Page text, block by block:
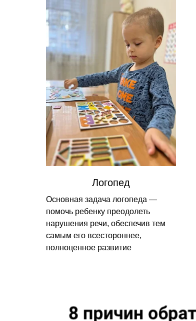
Логопед
Основная задача логопеда —
помочь ребенку преодолеть
нарушения речи, обеспечив тем
самым его всестороннее,
полноценное развитие